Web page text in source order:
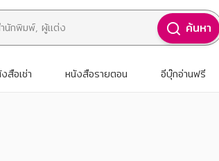
ค้นหา
สือเช่า หนังสือรายตอน อีบุ๊กอ่านฟรี